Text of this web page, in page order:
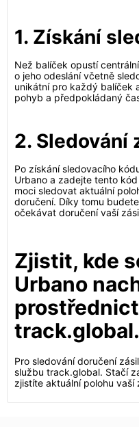
1. Získání
Než balíček opustí
o jeho odeslání včetně
unikátní pro každý balíček
pohyb a předpokládaný
2. Sledování
Po získání sledovacího
Urbano a zadejte tento
moci sledovat aktuální
doručení. Díky tomu
očekávat doručení vaší
Zjistit, kde
Urbano
track.global.
Pro sledování doručení
službu track.global. Stačí
zjistíte aktuální polohu vaší